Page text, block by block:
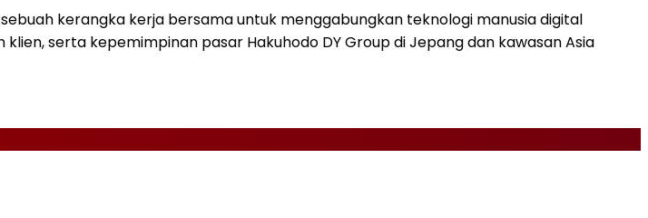
kerangka kerja bersama untuk menggabungkan teknologi manusia digital
serta kepemimpinan pasar Hakuhodo DY Group di Jepang dan kawasan Asia